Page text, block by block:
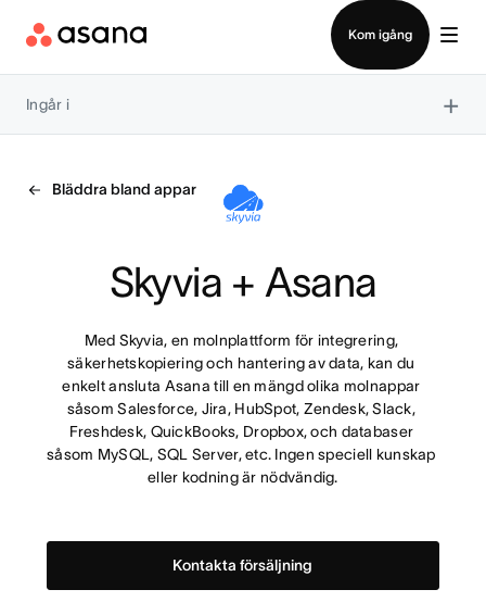
Kom igång
Ingår i ×
Bläddra bland appar
Skyvia + Asana
Med Skyvia, en molnplattform för integrering,
säkerhetskopiering och hantering av data, kan du
enkelt ansluta Asana till en mängd olika molnappar
såsom Salesforce, Jira, HubSpot, Zendesk, Slack,
Freshdesk, QuickBooks, Dropbox, och databaser
såsom MySQL, SQL Server, etc. Ingen speciell kunskap
eller kodning är nödvändig.
Kontakta försäljning